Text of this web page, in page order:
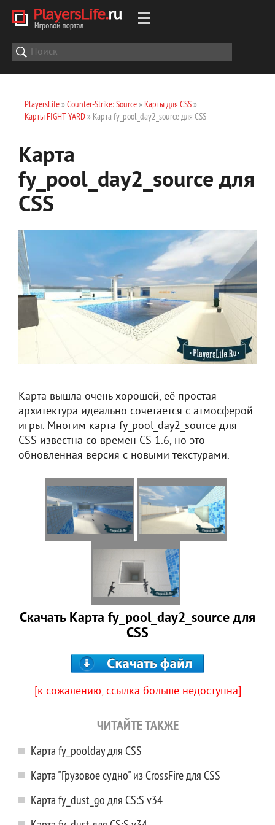
PlayersLife» Counter-Strike: Source» Карты для CSS»
Карты FIGHT YARD» Карта fy_pool_day2_source для CSS
Карта
fy_pool_day2_source для
CSS
Карта вышла очень хорошей, её простая
архитектура идеально сочетается с атмосферой
игры. Многим карта fy_pool_day2_source для
CSS известна со времен CS 1.6, но это
обновленная версия с новыми текстурами.
Скачать Карта fy_pool_day2_source для
CSS
[к сожалению, ссылка больше недоступна]
ЧИТАЙТЕ ТАКЖЕ
Карта fy_poolday для CSS
Карта "Грузовое судно" из CrossFire для CSS
Карта fy_dust_go для CS:S v34